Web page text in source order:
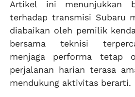
Artikel ini menunjukkan
terhadap transmisi Subaru
diabaikan oleh pemilik
bersama teknisi
menjaga performa tetap
perjalanan harian terasa
mendukung aktivitas berarti.